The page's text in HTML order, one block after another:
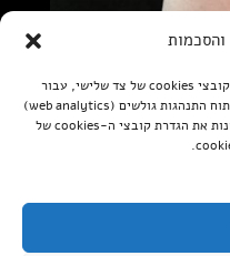
אתר זה עושה שימוש בקובצי cookies, לרבות קובצי cookies של צד שלישי, עבור
שיפור הפונקצינליות, שיפור חוויית הגלישה, ניתוח התנהגות גולשים (web analytics)
ושיווק ממוקד. המשך גלישה באתר זה מבלי לשנות את הגדרת קובצי ה-cookies של